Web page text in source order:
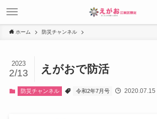
ホーム 防災チャンネル
えがおで防活
2023
2/13
防災チャンネル 令和2年7月号 2020.07.15